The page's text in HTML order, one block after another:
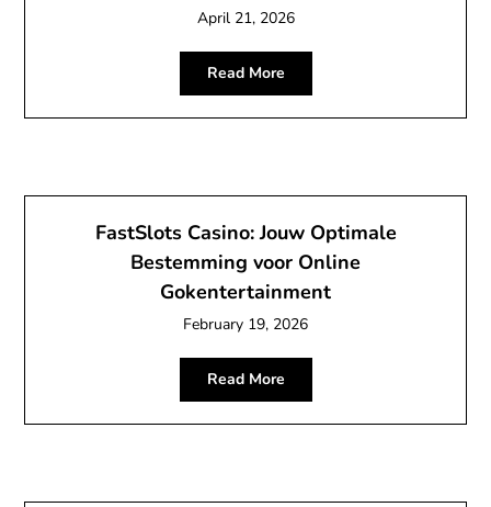
April 21, 2026
Read More
FastSlots Casino: Jouw Optimale
Bestemming voor Online
Gokentertainment
February 19, 2026
Read More